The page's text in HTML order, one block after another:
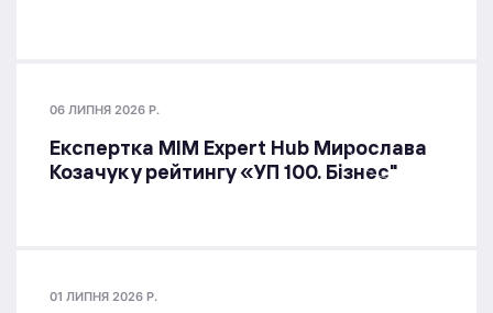
06 ЛИПНЯ 2026 Р.
Експертка MIM Expert Hub Мирослава
Козачук у рейтингу «УП 100. Бізнес"
01 ЛИПНЯ 2026 Р.